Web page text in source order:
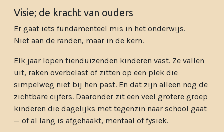
Visie; de kracht van ouders
Er gaat iets fundamenteel mis in het onderwijs.
Niet aan de randen, maar in de kern.
Elk jaar lopen tienduizenden kinderen vast. Ze vallen
uit, raken overbelast of zitten op een plek die
simpelweg niet bij hen past. En dat zijn alleen nog de
zichtbare cijfers. Daaronder zit een veel grotere groep
kinderen die dagelijks met tegenzin naar school gaat
— of al lang is afgehaakt, mentaal of fysiek.